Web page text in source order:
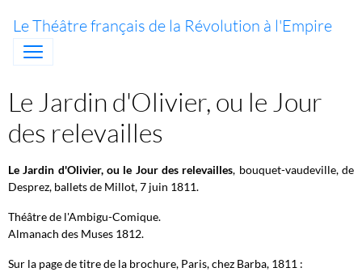
Le Théâtre français de la Révolution à l'Empire
Le Jardin d'Olivier, ou le Jour
des relevailles
Le Jardin d'Olivier, ou le Jour des relevailles, bouquet-vaudeville, de
Desprez, ballets de Millot, 7 juin 1811.
Théâtre de l'Ambigu-Comique.
Almanach des Muses 1812.
Sur la page de titre de la brochure, Paris, chez Barba, 1811 :